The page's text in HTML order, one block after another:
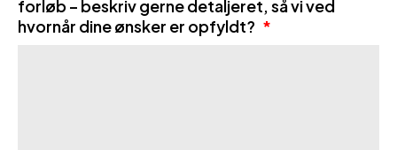
forløb – beskriv gerne detaljeret, så vi ved
hvornår dine ønsker er opfyldt? *